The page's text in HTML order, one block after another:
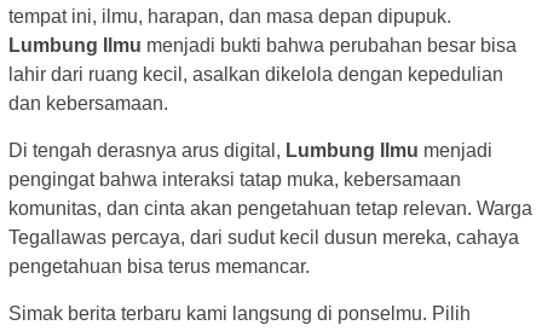
tempat ini, ilmu, harapan, dan masa depan dipupuk.
Lumbung Ilmu menjadi bukti bahwa perubahan besar bisa
lahir dari ruang kecil, asalkan dikelola dengan kepedulian
dan kebersamaan.
Di tengah derasnya arus digital, Lumbung Ilmu menjadi
pengingat bahwa interaksi tatap muka, kebersamaan
komunitas, dan cinta akan pengetahuan tetap relevan. Warga
Tegallawas percaya, dari sudut kecil dusun mereka, cahaya
pengetahuan bisa terus memancar.
Simak berita terbaru kami langsung di ponselmu. Pilih